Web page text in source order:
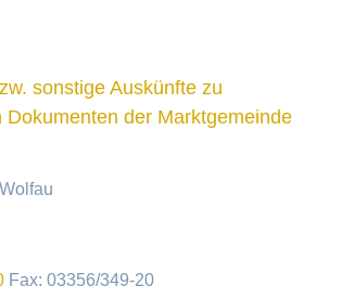
sonstige Auskünfte zu
Dokumenten der Marktgemeinde
Fax: 03356/349-20